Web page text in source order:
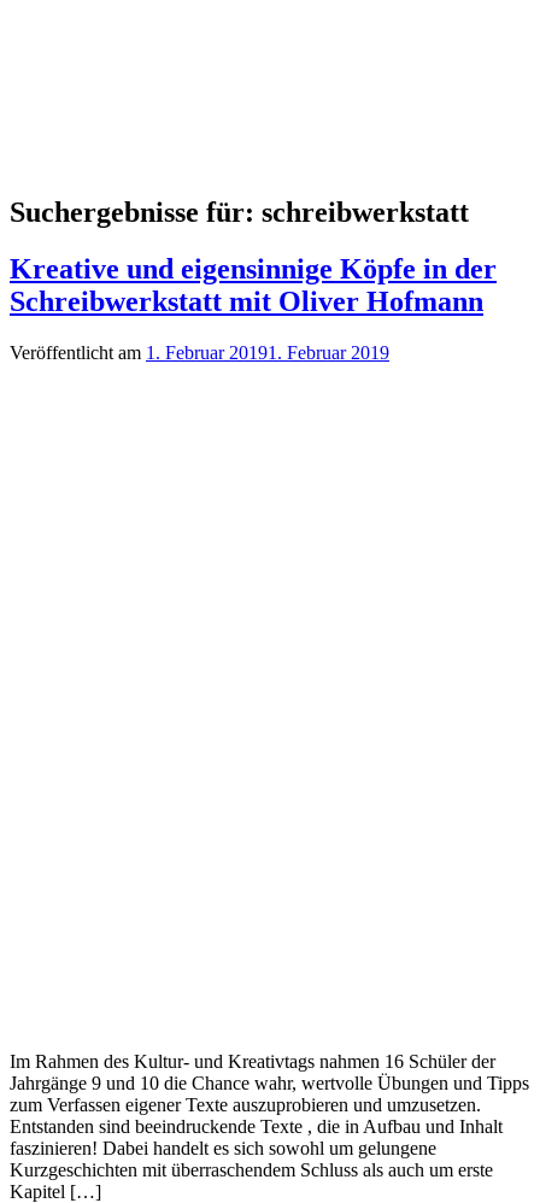
Suchergebnisse für: schreibwerkstatt
Kreative und eigensinnige Köpfe in der
Schreibwerkstatt mit Oliver Hofmann
Veröffentlicht am 1. Februar 20191. Februar 2019
Im Rahmen des Kultur- und Kreativtags nahmen 16 Schüler der
Jahrgänge 9 und 10 die Chance wahr, wertvolle Übungen und Tipps
zum Verfassen eigener Texte auszuprobieren und umzusetzen.
Entstanden sind beeindruckende Texte , die in Aufbau und Inhalt
faszinieren! Dabei handelt es sich sowohl um gelungene
Kurzgeschichten mit überraschendem Schluss als auch um erste
Kapitel […]